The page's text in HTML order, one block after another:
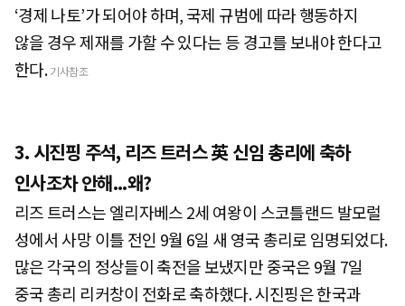
‘경제 나토’가 되어야 하며, 국제 규범에 따라 행동하지
않을 경우 제재를 가할 수 있다는 등 경고를 보내야 한다고
한다.기사참조
3. 시진핑 주석, 리즈 트러스 英 신임 총리에 축하
인사조차 안해...왜?
리즈 트러스는 엘리자베스 2세 여왕이 스코틀랜드 발모럴
성에서 사망 이틀 전인 9월 6일 새 영국 총리로 임명되었다.
많은 각국의 정상들이 축전을 보냈지만 중국은 9월 7일
중국 총리 리커창이 전화로 축하했다. 시진핑은 한국과